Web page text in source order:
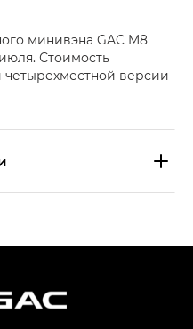
минивэна GAC M8
Стоимость
версии
Эс Тэ — ST